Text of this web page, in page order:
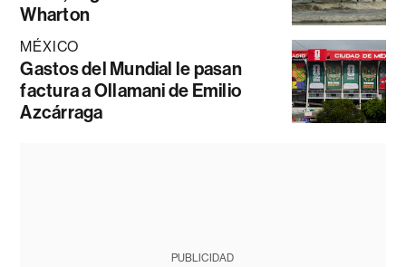
Wharton
MÉXICO
Gastos del Mundial le pasan
factura a Ollamani de Emilio
Azcárraga
PUBLICIDAD